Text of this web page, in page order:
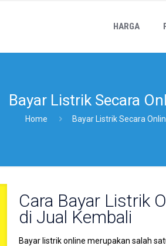
HARGA
Bayar Listrik Secara
Home Bayar Listrik Secara
Cara Bayar Listrik
di Jual Kembali
Bayar listrik online merupakan salah